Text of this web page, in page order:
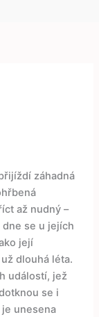
záhadná
až nudný –
se u jejích
její
dlouhá léta.
událostí, jež
se i
unesena